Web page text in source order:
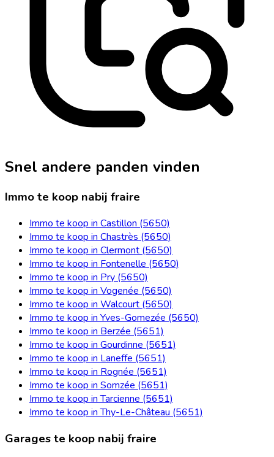
Snel andere panden vinden
Immo te koop nabij fraire
Immo te koop in Castillon (5650)
Immo te koop in Chastrès (5650)
Immo te koop in Clermont (5650)
Immo te koop in Fontenelle (5650)
Immo te koop in Pry (5650)
Immo te koop in Vogenée (5650)
Immo te koop in Walcourt (5650)
Immo te koop in Yves-Gomezée (5650)
Immo te koop in Berzée (5651)
Immo te koop in Gourdinne (5651)
Immo te koop in Laneffe (5651)
Immo te koop in Rognée (5651)
Immo te koop in Somzée (5651)
Immo te koop in Tarcienne (5651)
Immo te koop in Thy-Le-Château (5651)
Garages te koop nabij fraire